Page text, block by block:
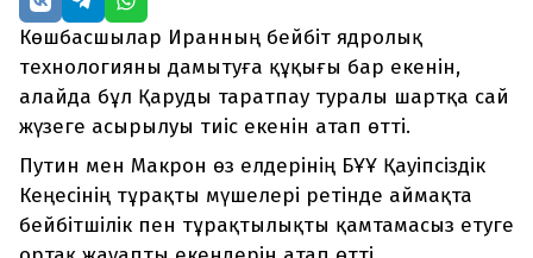
Көшбасшылар Иранның бейбіт ядролық
технологияны дамытуға құқығы бар екенін,
алайда бұл Қаруды таратпау туралы шартқа сай
жүзеге асырылуы тиіс екенін атап өтті.
Путин мен Макрон өз елдерінің БҰҰ Қауіпсіздік
Кеңесінің тұрақты мүшелері ретінде аймақта
бейбітшілік пен тұрақтылықты қамтамасыз етуге